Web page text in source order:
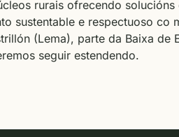
rurais ofrecendo
sustentable e respectuoso co
(Lema), parte da Baixa de
seguir estendendo.